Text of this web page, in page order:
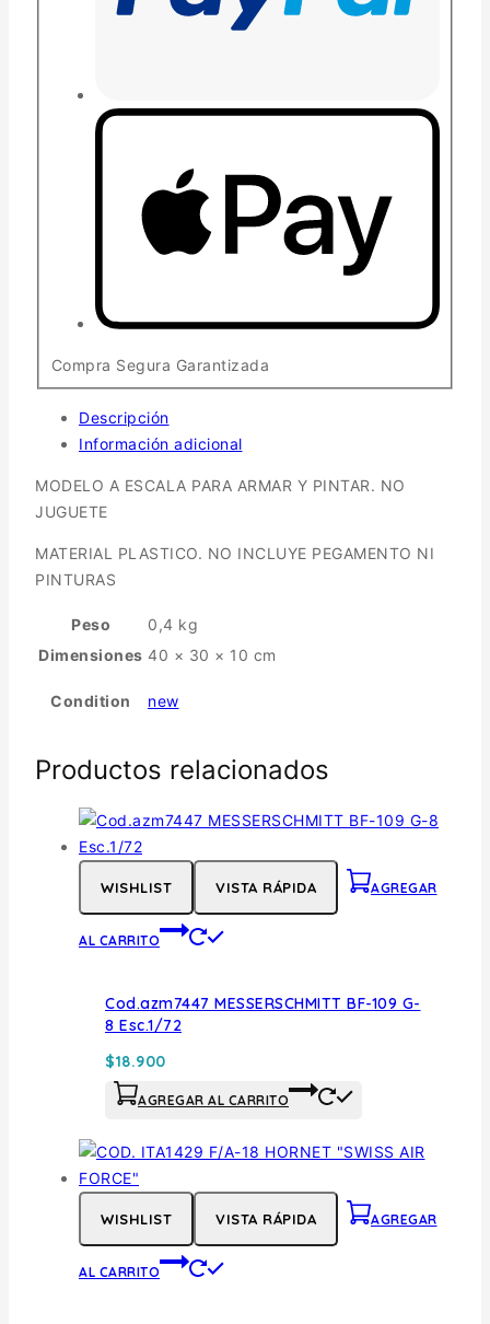
Compra Segura Garantizada
Descripción
Información adicional
MODELO A ESCALA PARA ARMAR Y PINTAR. NO
JUGUETE
MATERIAL PLASTICO. NO INCLUYE PEGAMENTO NI
PINTURAS
Peso
0,4 kg
Dimensiones 40 × 30 × 10 cm
Condition new
Productos relacionados
WISHLIST VISTA RÁPIDA AGREGAR
AL CARRITO
Cod.azm7447 MESSERSCHMITT BF-109 G-
8 Esc.1/72
$18.900
AGREGAR AL CARRITO
WISHLIST VISTA RÁPIDA AGREGAR
AL CARRITO